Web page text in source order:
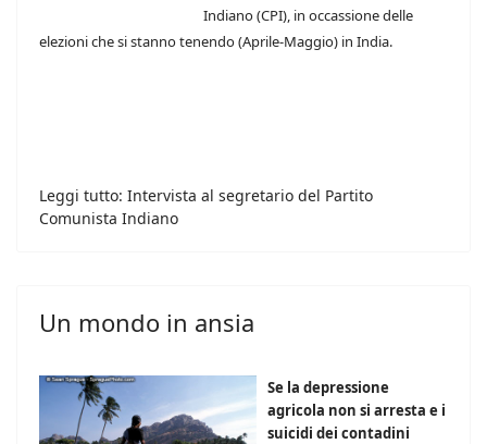
Indiano (CPI), in occassione delle
elezioni che si stanno tenendo (Aprile-Maggio) in India.
Leggi tutto: Intervista al segretario del Partito
Comunista Indiano
Un mondo in ansia
Se la depressione
agricola non si arresta e i
suicidi dei contadini